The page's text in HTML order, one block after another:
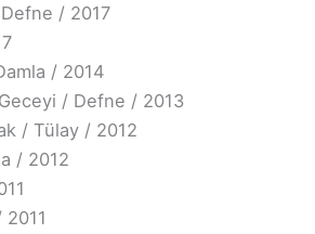
/ 2017
/ 2014
Geceyi / Defne / 2013
/ Tülay / 2012
/ 2012
2011